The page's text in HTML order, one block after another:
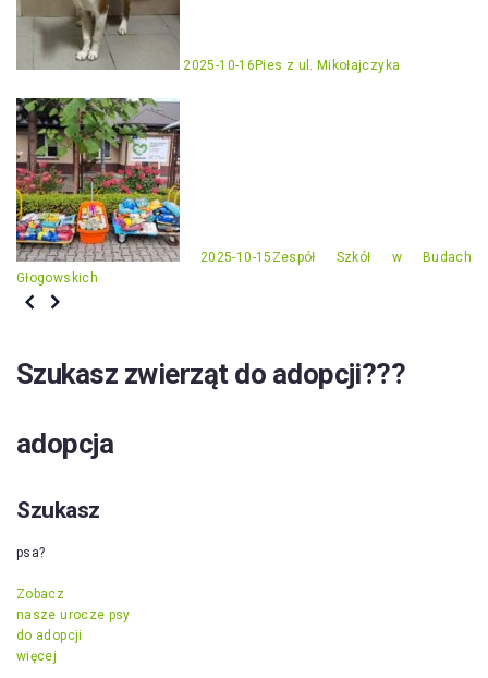
2025-10-16 Pies z ul. Mikołajczyka
2025-10-15 Zespół Szkół w Budach
Głogowskich
Szukasz zwierząt do adopcji???
adopcja
Szukasz
psa?
Zobacz
nasze urocze psy
do adopcji
więcej